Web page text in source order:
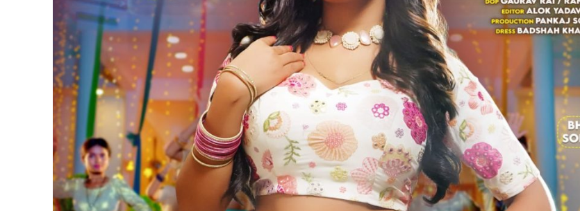
पवन सिंह का बॉलीवुड में महाधमाका, ‘सिर्फ आपके’ की शूटिंग लखनऊ और भोपाल में हुई पूरी”